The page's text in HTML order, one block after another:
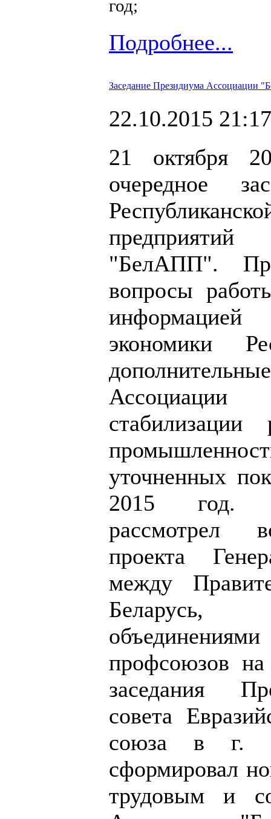
год;
Подробнее...
Заседание Президиума Ассоциации
22.10.2015 21:17
21 октября
очередное
"БелАПП".
вопросы
экономики
стабилизации
уточненных
2015 год.
рассмотрел
проекта
между
Беларусь,
профсоюзов
заседания
совета
союза в г.
сформировал
трудовым и